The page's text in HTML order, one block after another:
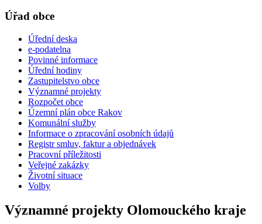
Úřad obce
Úřední deska
e-podatelna
Povinné informace
Úřední hodiny
Zastupitelstvo obce
Významné projekty
Rozpočet obce
Územní plán obce Rakov
Komunální služby
Informace o zpracování osobních údajů
Registr smluv, faktur a objednávek
Pracovní příležitosti
Veřejné zakázky
Životní situace
Volby
Významné projekty Olomouckého kraje